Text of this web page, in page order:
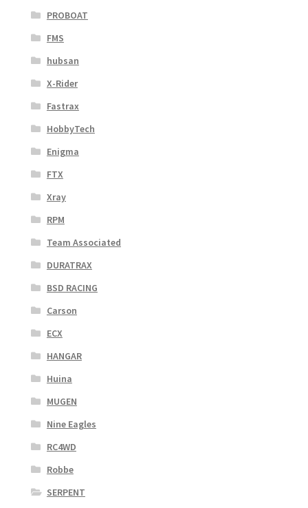
PROBOAT
FMS
hubsan
X-Rider
Fastrax
HobbyTech
Enigma
FTX
Xray
RPM
Team Associated
DURATRAX
BSD RACING
Carson
ECX
HANGAR
Huina
MUGEN
Nine Eagles
RC4WD
Robbe
SERPENT